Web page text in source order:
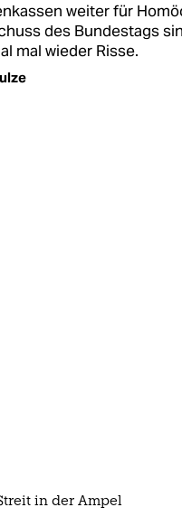
weiter für
des Bundestags
mal wieder Risse.
in der Ampel